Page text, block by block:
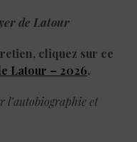
de Latour
cliquez sur ce
Latour – 2026.
l’autobiographie et